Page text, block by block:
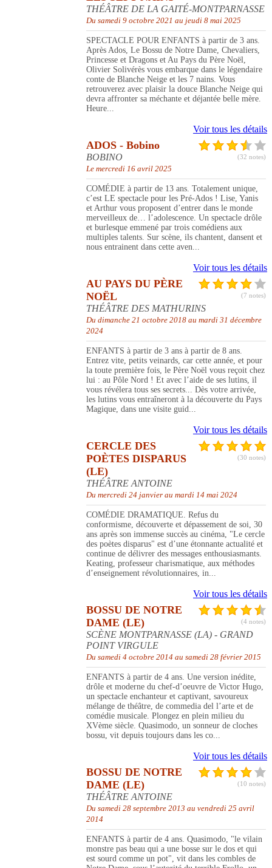
THÉÂTRE DE LA GAITÉ-MONTPARNASSE
Du samedi 9 octobre 2021 au jeudi 8 mai 2025
SPECTACLE POUR ENFANTS à partir de 3 ans.
Après Ados, Le Bossu de Notre Dame, Chevaliers,
Princesse et Dragons et Au Pays du Père Noël,
Olivier Solivérès vous embarque dans le légendaire
conte de Blanche Neige et les 7 nains. Vous
retrouverez avec plaisir la douce Blanche Neige qui
devra affronter sa méchante et déjantée belle mère.
Heure...
Voir tous les détails
(32 notes)
ADOS - Bobino
BOBINO
Le mercredi 16 avril 2025
COMÉDIE à partir de 13 ans. Totalement unique,
c’est LE spectacle pour les Pré-Ados ! Lise, Yanis
et Arthur vous proposent d’entrer dans le monde
merveilleux de… l’adolescence. Un spectacle drôle
et burlesque emmené par trois comédiens aux
multiples talents. Sur scène, ils chantent, dansent et
nous entrainent dans cette aven...
Voir tous les détails
(7 notes)
AU PAYS DU PÈRE
NOËL
THÉÂTRE DES MATHURINS
Du dimanche 21 octobre 2018 au mardi 31 décembre
2024
ENFANTS à partir de 3 ans à partir de 8 ans.
Entrez vite, petits veinards, car cette année, et pour
la toute première fois, le Père Noël vous reçoit chez
lui : au Pôle Nord ! Et avec l’aide de ses lutins, il
vous révélera tous ses secrets... Dès votre arrivée,
les lutins vous entraîneront à la découverte du Pays
Magique, dans une visite guid...
Voir tous les détails
(30 notes)
CERCLE DES
POÈTES DISPARUS
(LE)
THÉÂTRE ANTOINE
Du mercredi 24 janvier au mardi 14 mai 2024
COMÉDIE DRAMATIQUE. Refus du
conformisme, découverte et dépassement de soi, 30
ans après son immense succès au cinéma, "Le cercle
des poètes disparus" est d’une étonnante actualité et
continue de délivrer des messages enthousiasmants.
Keating, professeur charismatique, aux méthodes
d’enseignement révolutionnaires, in...
Voir tous les détails
(4 notes)
BOSSU DE NOTRE
DAME (LE)
SCÈNE MONTPARNASSE (LA) - GRAND
POINT VIRGULE
Du samedi 4 octobre 2014 au samedi 28 février 2015
ENFANTS à partir de 4 ans. Une version inédite,
drôle et moderne du chef-d’oeuvre de Victor Hugo,
un spectacle enchanteur et captivant, savoureux
mélange de théâtre, de commedia del l’arte et de
comédie musicale. Plongez en plein milieu du
XVème siècle. Quasimodo, un sonneur de cloches
bossu, vit depuis toujours dans les co...
Voir tous les détails
(10 notes)
BOSSU DE NOTRE
DAME (LE)
THÉÂTRE ANTOINE
Du samedi 28 septembre 2013 au vendredi 25 avril
2014
ENFANTS à partir de 4 ans. Quasimodo, "le vilain
monstre pas beau qui a une bosse sur le dos et qui
est sourd comme un pot", vit dans les combles de